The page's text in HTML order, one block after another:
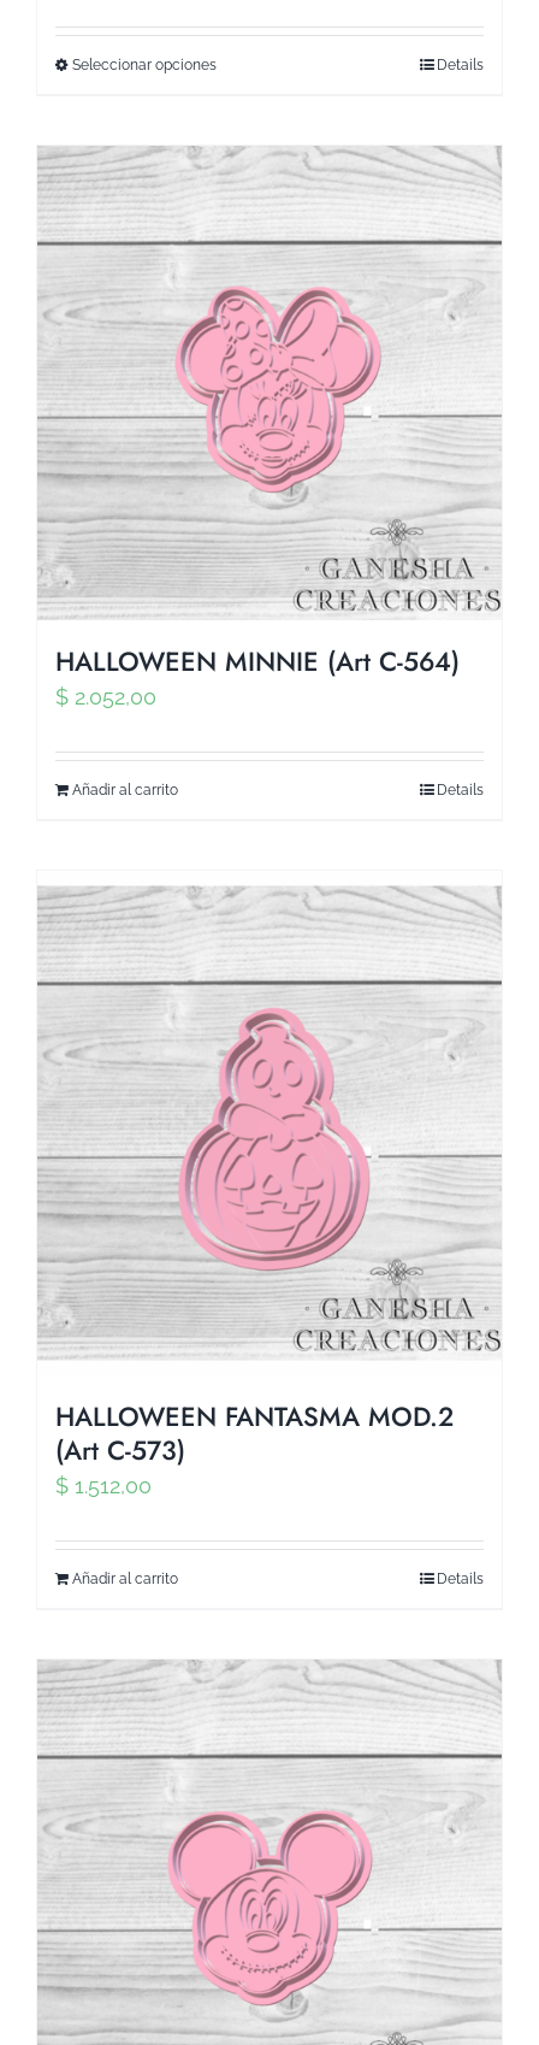
Seleccionar opciones Details
HALLOWEEN MINNIE (Art C-564)
$ 2.052,00
Añadir al carrito Details
HALLOWEEN FANTASMA MOD.2
(Art C-573)
$ 1.512,00
Añadir al carrito Details